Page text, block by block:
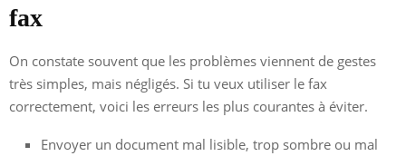
fax
On constate souvent que les problèmes viennent de gestes
très simples, mais négligés. Si tu veux utiliser le fax
correctement, voici les erreurs les plus courantes à éviter.
Envoyer un document mal lisible, trop sombre ou mal